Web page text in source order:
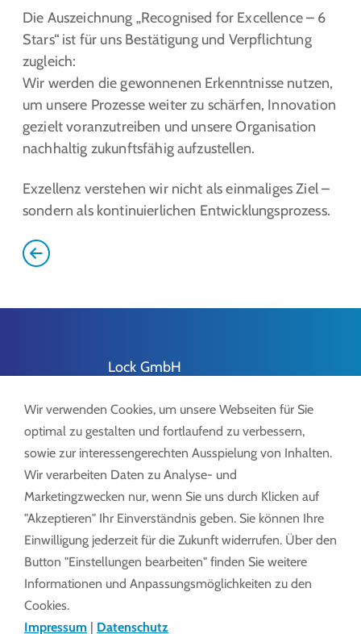
Die Auszeichnung „Recognised for Excellence – 6
Stars“ ist für uns Bestätigung und Verpflichtung
zugleich:
Wir werden die gewonnenen Erkenntnisse nutzen,
um unsere Prozesse weiter zu schärfen, Innovation
gezielt voranzutreiben und unsere Organisation
nachhaltig zukunftsfähig aufzustellen.
Exzellenz verstehen wir nicht als einmaliges Ziel –
sondern als kontinuierlichen Entwicklungsprozess.
Lock GmbH
D-88521 Ertingen
Tel.:+49 7371 9508-0
info@lockdrives.com
www.lockdrives.com
Impressum
Wir verwenden Cookies, um unsere Webseiten für Sie
optimal zu gestalten und fortlaufend zu verbessern,
sowie zur interessengerechten Ausspielung von Inhalten.
Wir verarbeiten Daten zu Analyse- und
Marketingzwecken nur, wenn Sie uns durch Klicken auf
"Akzeptieren" Ihr Einverständnis geben. Sie können Ihre
Einwilligung jederzeit für die Zukunft widerrufen. Über den
Button "Einstellungen bearbeiten" finden Sie weitere
Informationen und Anpassungsmöglichkeiten zu den
Cookies.
Impressum | Datenschutz